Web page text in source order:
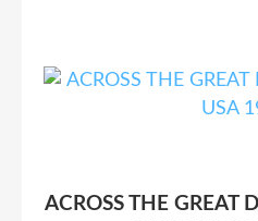
ACROSS THE GREAT